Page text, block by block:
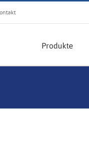
Produkte